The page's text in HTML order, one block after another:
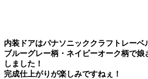
内装ドアはパナソニッククラフトレーベ
ブルーグレー柄・ネイビーオーク柄で娘
しました！
完成仕上がりが楽しみですねぇ！